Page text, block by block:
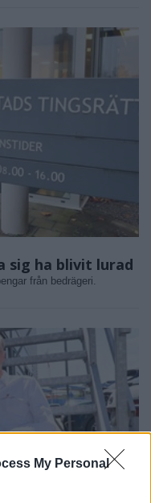
My Personal
sig ha blivit lurad
från bedrägeri.